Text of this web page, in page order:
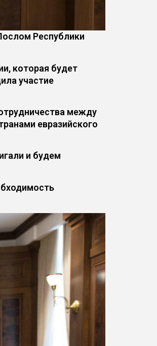
Республики
которая будет
участие
между
евразийского
и будем